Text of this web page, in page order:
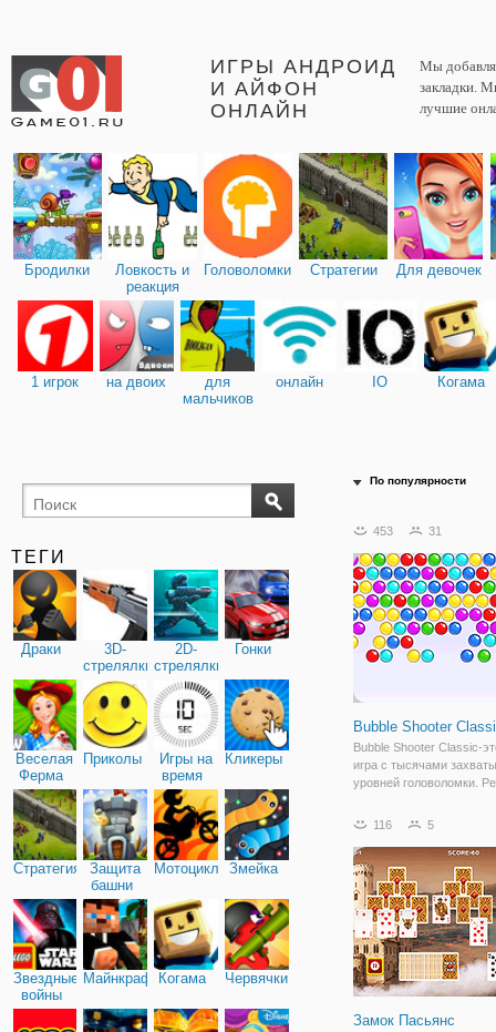
ИГРЫ АНДРОИД
И АЙФОН
ОНЛАЙН
Мы
закладки.
лучшие
Бродилки
Ловкость и
реакция
Головоломки Стратегии Для девочек
1 игрок на двоих
для
мальчиков
онлайн IO Когама
ТЕГИ
Драки
3D-
стрелялки
2D-
стрелялки
Гонки
Веселая
Ферма
Приколы
Игры на
время
Кликеры
Стратегия
Защита
башни
МотоциклыЗмейка
Звездные
войны
МайнкрафтКогама Червячки
По популярности
453 31
Bubble Shooter
Bubble Shooter Classic-
игра с тысячами
уровней головоломки.
Classic-только одна из
переместить лазерный
направлении
116 5
Замок Пасьянс